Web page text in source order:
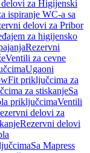
za Higijenski
ispiranje WC-a sa
delovi za Pribor
za higijensko
Rezervni
Ventili za cevne
Ugaoni
priključcima za
za stiskanjeSa
priključcimaVentili
delovi za
Rezervni delovi
Sa Mapress